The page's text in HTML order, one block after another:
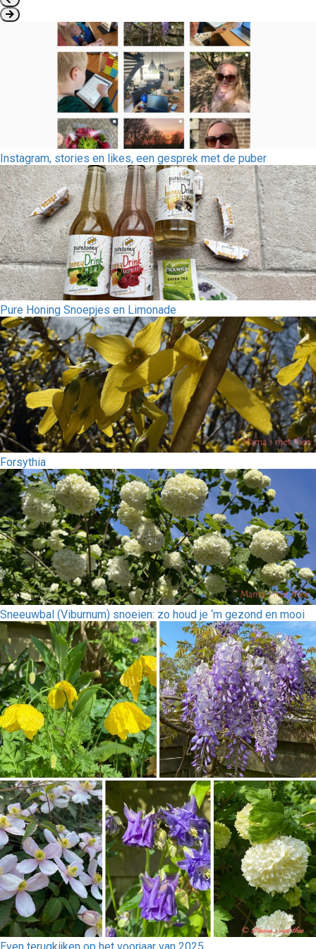
Instagram, stories en likes, een gesprek met de puber
Pure Honing Snoepjes en Limonade
Forsythia
Sneeuwbal (Viburnum) snoeien: zo houd je ‘m gezond en mooi